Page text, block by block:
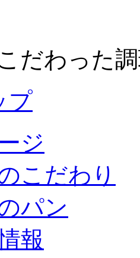
だわった
プ
ジ
こだわり
パン
報